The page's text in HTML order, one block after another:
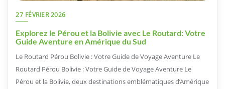
27 FÉVRIER 2026
Explorez le Pérou et la Bolivie avec Le Routard: Votre
Guide Aventure en Amérique du Sud
Le Routard Pérou Bolivie : Votre Guide de Voyage Aventure Le
Routard Pérou Bolivie : Votre Guide de Voyage Aventure Le
Pérou et la Bolivie, deux destinations emblématiques d’Amérique